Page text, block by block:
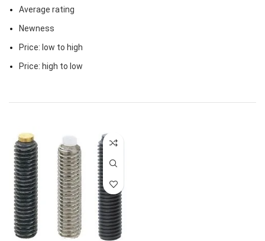
Average rating
Newness
Price: low to high
Price: high to low